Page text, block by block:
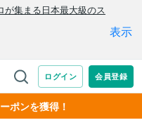
ポンを獲得！